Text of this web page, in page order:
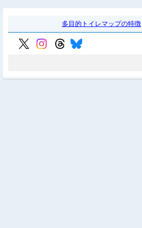
多目的トイレマップの特徴